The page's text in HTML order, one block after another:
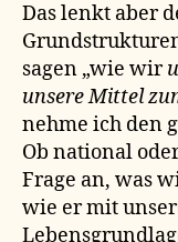
Das lenkt aber
sagen „wie wir
unsere Mittel
nehme ich den
Ob national
Frage an, was
wie er mit